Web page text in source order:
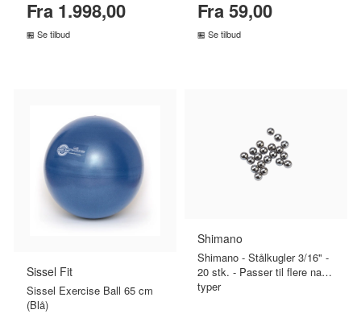
Fra 1.998,00
Se tilbud
Fra 59,00
Se tilbud
Sissel Fit
Sissel Exercise Ball 65 cm
(Blå)
Shimano
Shimano - Stålkugler 3/16" -
20 stk. - Passer til flere nav
typer